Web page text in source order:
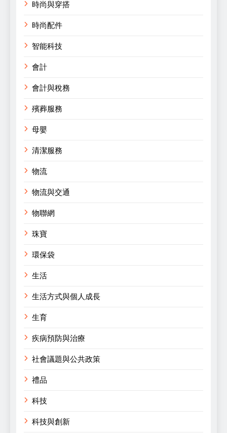
時尚與穿搭
時尚配件
智能科技
會計
會計與稅務
殯葬服務
母嬰
清潔服務
物流
物流與交通
物聯網
珠寶
環保袋
生活
生活方式與個人成長
生育
疾病預防與治療
社會議題與公共政策
禮品
科技
科技與創新